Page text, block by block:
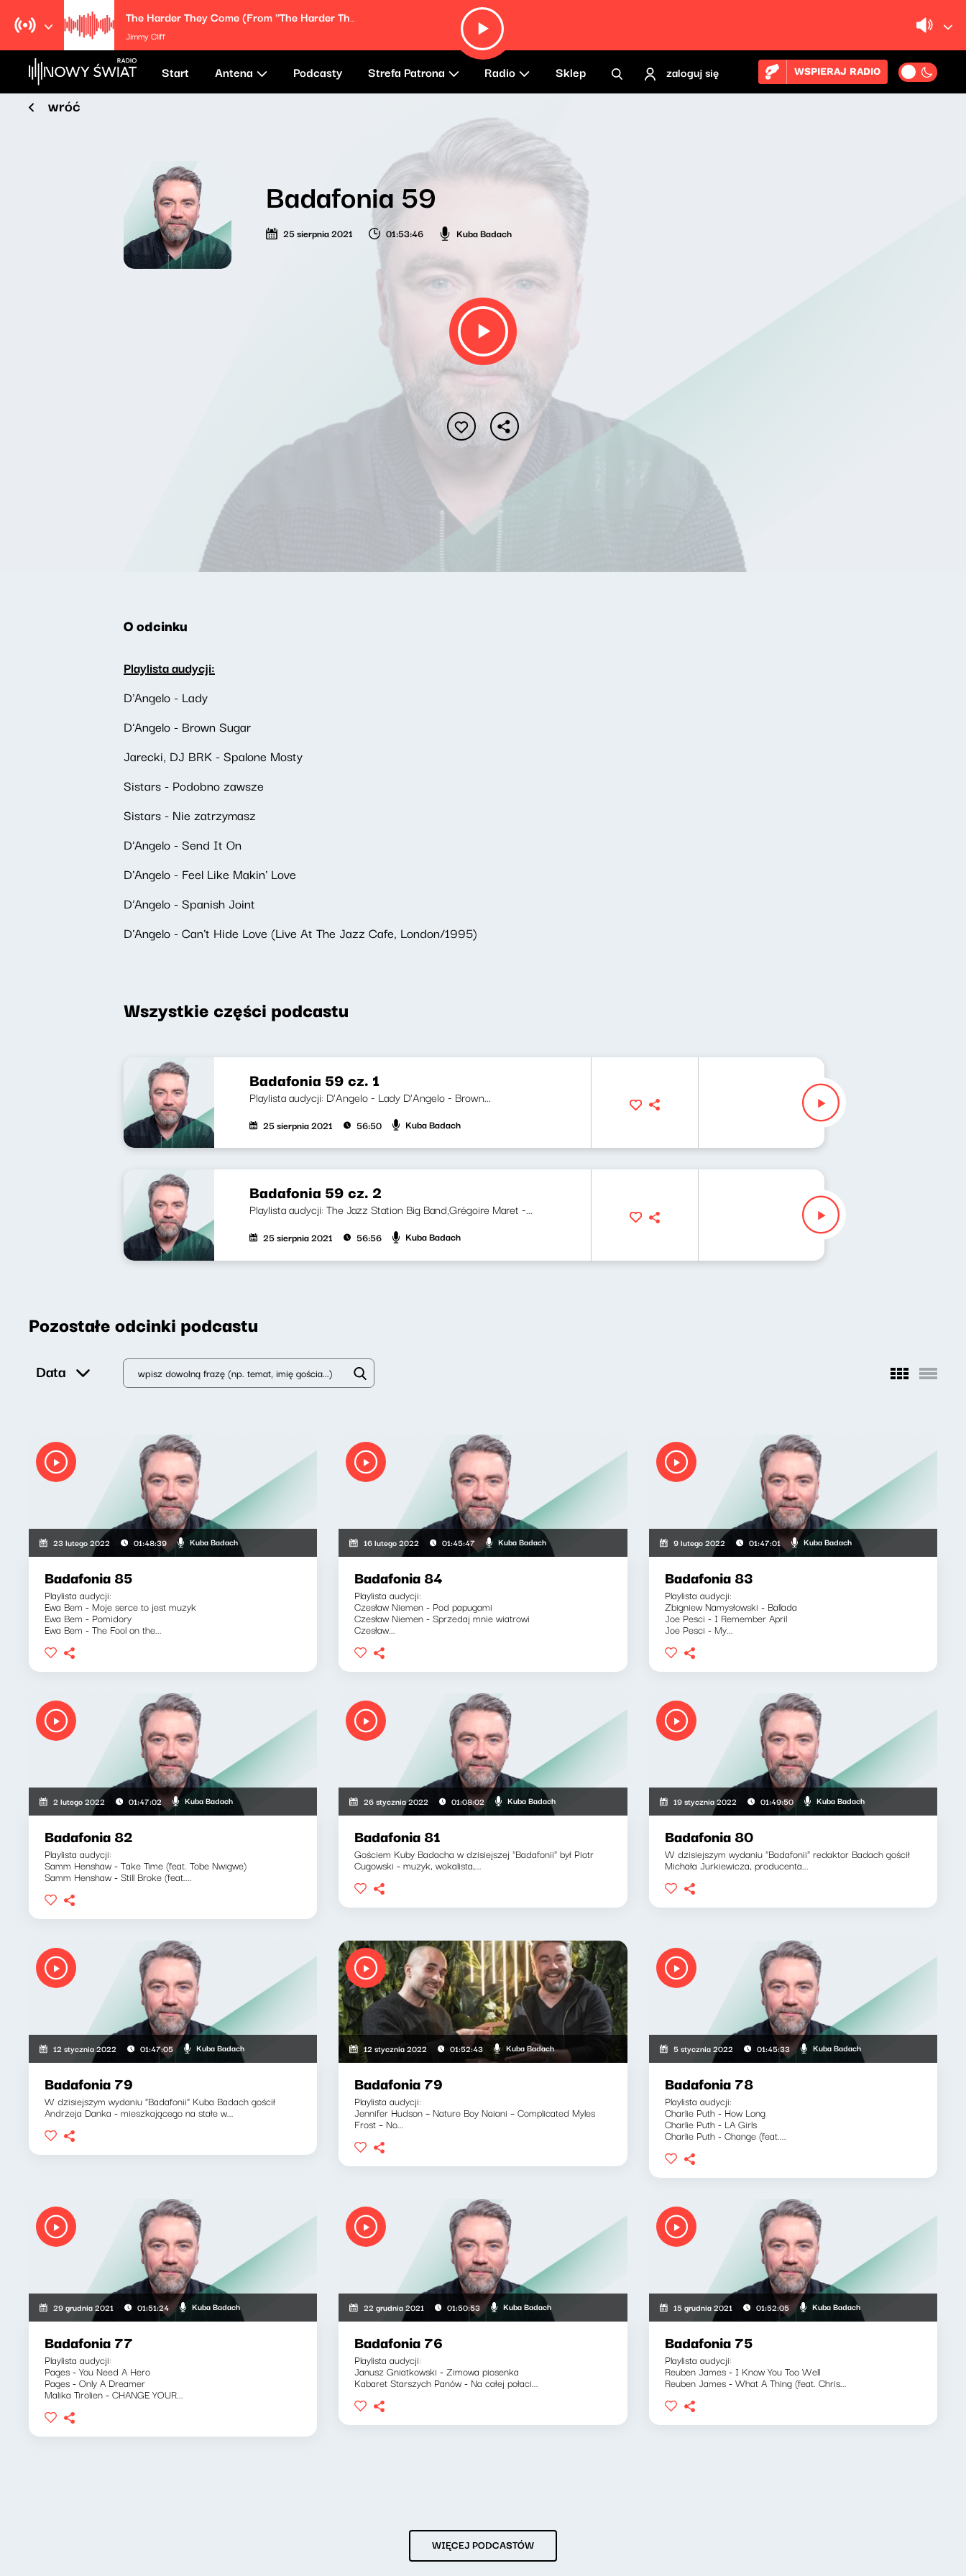
The Harder They Come (From "The Harder They Come" Soundtrack)
Jimmy Cliff
Start Antena Podcasty Strefa Patrona Radio Sklep zaloguj się WSPIERAJ RADIO
wróć
Badafonia 59
25 sierpnia 2021 01:53:46 Kuba Badach
O odcinku
Playlista audycji:
D'Angelo - Lady
D'Angelo - Brown Sugar
Jarecki, DJ BRK - Spalone Mosty
Sistars - Podobno zawsze
Sistars - Nie zatrzymasz
D'Angelo - Send It On
D'Angelo - Feel Like Makin' Love
D'Angelo - Spanish Joint
D'Angelo - Can't Hide Love (Live At The Jazz Cafe, London/1995)
Wszystkie części podcastu
Badafonia 59 cz. 1
Playlista audycji: D'Angelo - Lady D'Angelo - Brown...
25 sierpnia 2021 56:50 Kuba Badach
Badafonia 59 cz. 2
Playlista audycji: The Jazz Station Big Band,Grégoire Maret -...
25 sierpnia 2021 56:56 Kuba Badach
Pozostałe odcinki podcastu
Data
23 lutego 2022 01:48:39 Kuba Badach
Badafonia 85
Playlista audycji:
Ewa Bem - Moje serce to jest muzyk
Ewa Bem - Pomidory
Ewa Bem - The Fool on the...
16 lutego 2022 01:45:47 Kuba Badach
Badafonia 84
Playlista audycji:
Czesław Niemen - Pod papugami
Czesław Niemen - Sprzedaj mnie wiatrowi
Czesław...
9 lutego 2022 01:47:01 Kuba Badach
Badafonia 83
Playlista audycji:
Zbigniew Namysłowski - Ballada
Joe Pesci - I Remember April
Joe Pesci - My...
2 lutego 2022 01:47:02 Kuba Badach
Badafonia 82
Playlista audycji:
Samm Henshaw - Take Time (feat. Tobe Nwigwe)
Samm Henshaw - Still Broke (feat....
26 stycznia 2022 01:08:02 Kuba Badach
Badafonia 81
Gościem Kuby Badacha w dzisiejszej "Badafonii" był Piotr
Cugowski - muzyk, wokalista,...
19 stycznia 2022 01:49:50 Kuba Badach
Badafonia 80
W dzisiejszym wydaniu "Badafonii" redaktor Badach gościł
Michała Jurkiewicza, producenta...
12 stycznia 2022 01:47:05 Kuba Badach
Badafonia 79
W dzisiejszym wydaniu "Badafonii" Kuba Badach gościł
Andrzeja Danka - mieszkającego na stałe w...
12 stycznia 2022 01:52:43 Kuba Badach
Badafonia 79
Playlista audycji:
Jennifer Hudson – Nature Boy Naiani – Complicated Myles
Frost – No...
5 stycznia 2022 01:45:33 Kuba Badach
Badafonia 78
Playlista audycji:
Charlie Puth - How Long
Charlie Puth - LA Girls
Charlie Puth - Change (feat....
29 grudnia 2021 01:51:24 Kuba Badach
Badafonia 77
Playlista audycji:
Pages - You Need A Hero
Pages - Only A Dreamer
Malika Tirolien - CHANGE YOUR...
22 grudnia 2021 01:50:53 Kuba Badach
Badafonia 76
Playlista audycji:
Janusz Gniatkowski - Zimowa piosenka
Kabaret Starszych Panów - Na całej połaci...
15 grudnia 2021 01:52:05 Kuba Badach
Badafonia 75
Playlista audycji:
Reuben James - I Know You Too Well
Reuben James - What A Thing (feat. Chris...
WIĘCEJ PODCASTÓW